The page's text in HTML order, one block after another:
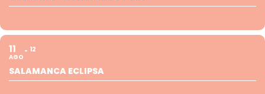
11
AGO
12
SALAMANCA ECLIPSA